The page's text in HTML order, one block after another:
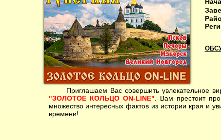
Приглашаем Вас совершить увлекательное
"ЗОЛОТОЕ КОЛЬЦО ON-LINE". Вам престоит
множество интересных фактов из истории края и
времени!